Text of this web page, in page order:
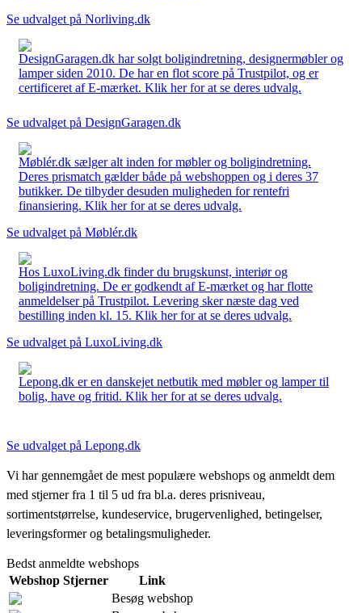
Se udvalget på Norliving.dk
DesignGaragen.dk har solgt boligindretning, designermøbler og
lamper siden 2010. De har en flot score på Trustpilot, og er
certificeret af E-mærket. Klik her for at se deres udvalg.
Se udvalget på DesignGaragen.dk
Møblér.dk sælger alt inden for møbler og boligindretning.
Deres prismatch gælder både på webshoppen og i deres 37
butikker. De tilbyder desuden muligheden for rentefri
finansiering. Klik her for at se deres udvalg.
Se udvalget på Møblér.dk
Hos LuxoLiving.dk finder du brugskunst, interiør og
boligindretning. De er godkendt af E-mærket og har flotte
anmeldelser på Trustpilot. Levering sker næste dag ved
bestilling inden kl. 15. Klik her for at se deres udvalg.
Se udvalget på LuxoLiving.dk
Lepong.dk er en danskejet netbutik med møbler og lamper til
bolig, have og fritid. Klik her for at se deres udvalg.
Se udvalget på Lepong.dk
Vi har gennemgået de mest populære webshops og anmeldt dem
med stjerner fra 1 til 5 ud fra bl.a. deres prisniveau,
sortimentstørrelse, kundeservice, brugervenlighed, betingelser,
leveringsformer og betalingsmuligheder.
Bedst anmeldte webshops
Webshop Stjerner
Link
Besøg webshop